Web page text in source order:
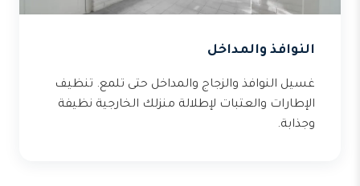
النوافذ والمداخل
غسيل النوافذ والزجاج والمداخل حتى تلمع. تنظيف
الإطارات والعتبات لإطلالة منزلك الخارجية نظيفة
وجذابة.